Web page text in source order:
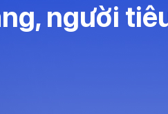
người